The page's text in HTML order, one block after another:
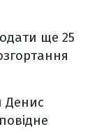
ще 25
Денис